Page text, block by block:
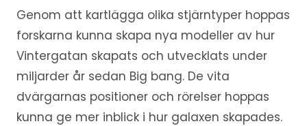
Genom att kartlägga olika stjärntyper hoppas
forskarna kunna skapa nya modeller av hur
Vintergatan skapats och utvecklats under
miljarder år sedan Big bang. De vita
dvärgarnas positioner och rörelser hoppas
kunna ge mer inblick i hur galaxen skapades.